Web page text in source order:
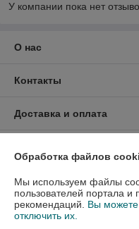
У компании пока нет
О нас
Контакты
Доставка и оплата
Полная версия сайта
Политика обработки
Обработка файлов
Мы используем файлы
пользователей портала
рекомендаций. Вы
отключить их.